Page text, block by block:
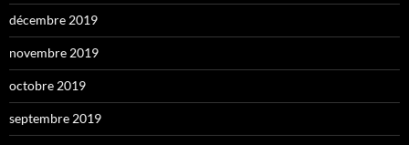
décembre 2019
novembre 2019
octobre 2019
septembre 2019